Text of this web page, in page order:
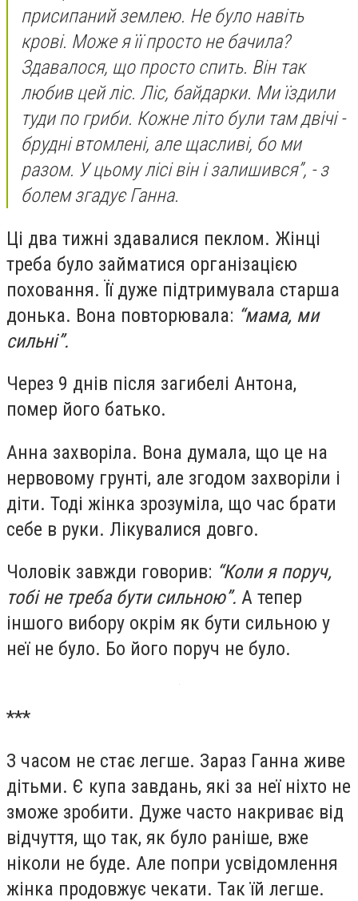
присипаний землею. Не було навіть
крові. Може я її просто не бачила?
Здавалося, що просто спить. Він так
любив цей ліс. Ліс, байдарки. Ми їздили
туди по гриби. Кожне літо були там двічі -
брудні втомлені, але щасливі, бо ми
разом. У цьому лісі він і залишився”, - з
болем згадує Ганна.
Ці два тижні здавалися пеклом. Жінці
треба було займатися організацією
поховання. Її дуже підтримувала старша
донька. Вона повторювала: “мама, ми
сильні”.
Через 9 днів після загибелі Антона,
помер його батько.
Анна захворіла. Вона думала, що це на
нервовому грунті, але згодом захворіли і
діти. Тоді жінка зрозуміла, що час брати
себе в руки. Лікувалися довго.
Чоловік завжди говорив: “Коли я поруч,
тобі не треба бути сильною”. А тепер
іншого вибору окрім як бути сильною у
неї не було. Бо його поруч не було.
***
З часом не стає легше. Зараз Ганна живе
дітьми. Є купа завдань, які за неї ніхто не
зможе зробити. Дуже часто накриває від
відчуття, що так, як було раніше, вже
ніколи не буде. Але попри усвідомлення
жінка продовжує чекати. Так їй легше.